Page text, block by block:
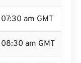
07:30 am GMT
08:30 am GMT